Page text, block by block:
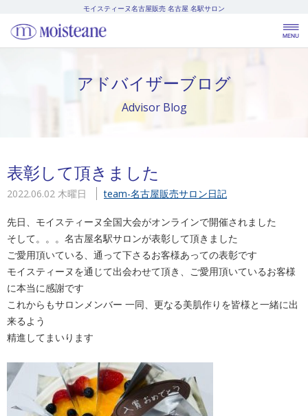
モイスティーヌ名古屋販売 名古屋 名駅サロン
アドバイザーブログ
Advisor Blog
表彰して頂きました
2022.06.02 木曜日 team-名古屋販売サロン日記
先日、モイスティーヌ全国大会がオンラインで開催されました
そして。。。名古屋名駅サロンが表彰して頂きました
ご愛用頂いている、通って下さるお客様あっての表彰です
モイスティーヌを通じて出会わせて頂き、ご愛用頂いているお客様
に本当に感謝です
これからもサロンメンバー 一同、更なる美肌作りを皆様と一緒に出
来るよう
精進してまいります